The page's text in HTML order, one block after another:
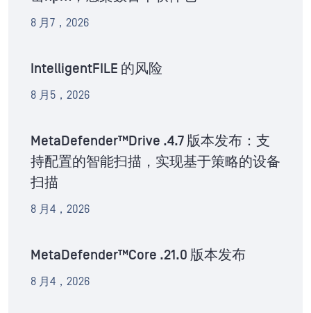
8 月7，2026
IntelligentFILE 的风险
8 月5，2026
MetaDefender™Drive .4.7 版本发布：支
持配置的智能扫描，实现基于策略的设备
扫描
8 月4，2026
MetaDefender™Core .21.0 版本发布
8 月4，2026